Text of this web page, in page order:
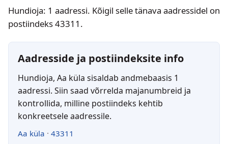
Hundioja: 1 aadressi. Kõigil selle tänava aadressidel on
postiindeks 43311.
Aadresside ja postiindeksite info
Hundioja, Aa küla sisaldab andmebaasis 1
aadressi. Siin saad võrrelda majanumbreid ja
kontrollida, milline postiindeks kehtib
konkreetsele aadressile.
Aa küla · 43311